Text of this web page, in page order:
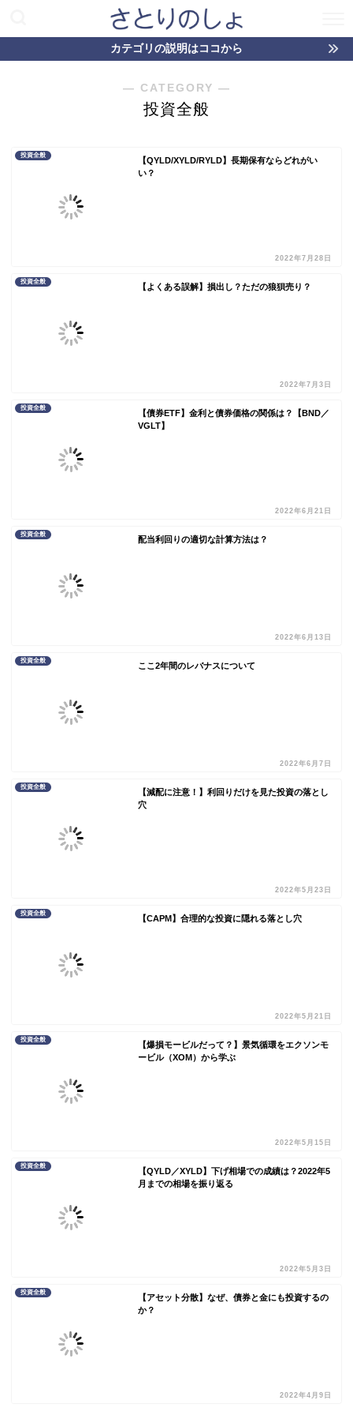
カテゴリの説明はココから
― CATEGORY ―
投資全般
投資全般
【QYLD/XYLD/RYLD】長期保有ならどれがい
い？
2022年7月28日
投資全般
【よくある誤解】損出し？ただの狼狽売り？
2022年7月3日
投資全般
【債券ETF】金利と債券価格の関係は？【BND／
VGLT】
2022年6月21日
投資全般
配当利回りの適切な計算方法は？
2022年6月13日
投資全般
ここ2年間のレバナスについて
2022年6月7日
投資全般
【減配に注意！】利回りだけを見た投資の落とし
穴
2022年5月23日
投資全般
【CAPM】合理的な投資に隠れる落とし穴
2022年5月21日
投資全般
【爆損モービルだって？】景気循環をエクソンモ
ービル（XOM）から学ぶ
2022年5月15日
投資全般
【QYLD／XYLD】下げ相場での成績は？2022年5
月までの相場を振り返る
2022年5月3日
投資全般
【アセット分散】なぜ、債券と金にも投資するの
か？
2022年4月9日